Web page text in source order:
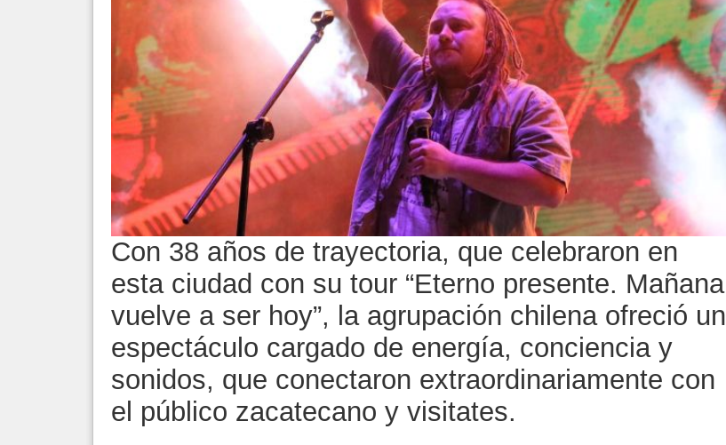
Con 38 años de trayectoria, que celebraron en
esta ciudad con su tour “Eterno presente. Mañana
vuelve a ser hoy”, la agrupación chilena ofreció un
espectáculo cargado de energía, conciencia y
sonidos, que conectaron extraordinariamente con
el público zacatecano y visitates.